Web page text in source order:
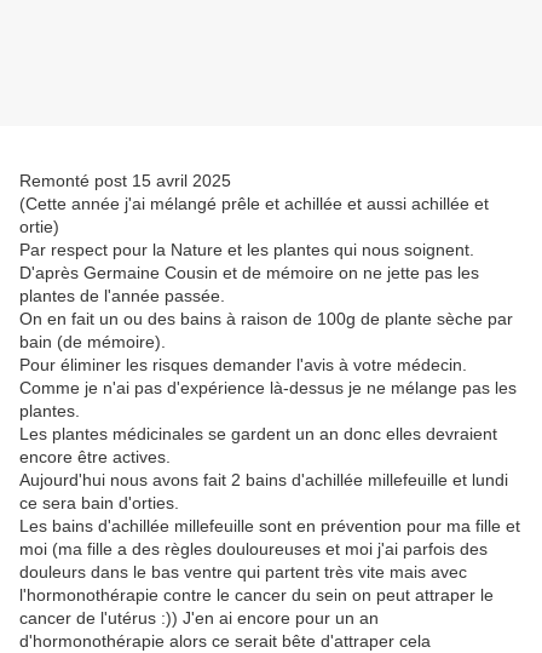
Remonté post 15 avril 2025
(Cette année j'ai mélangé prêle et achillée et aussi achillée et
ortie)
Par respect pour la Nature et les plantes qui nous soignent.
D'après Germaine Cousin et de mémoire on ne jette pas les
plantes de l'année passée.
On en fait un ou des bains à raison de 100g de plante sèche par
bain (de mémoire).
Pour éliminer les risques demander l'avis à votre médecin.
Comme je n'ai pas d'expérience là-dessus je ne mélange pas les
plantes.
Les plantes médicinales se gardent un an donc elles devraient
encore être actives.
Aujourd'hui nous avons fait 2 bains d'achillée millefeuille et lundi
ce sera bain d'orties.
Les bains d'achillée millefeuille sont en prévention pour ma fille et
moi (ma fille a des règles douloureuses et moi j'ai parfois des
douleurs dans le bas ventre qui partent très vite mais avec
l'hormonothérapie contre le cancer du sein on peut attraper le
cancer de l'utérus :)) J'en ai encore pour un an
d'hormonothérapie alors ce serait bête d'attraper cela